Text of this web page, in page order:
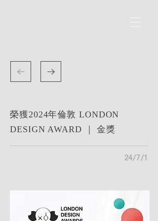
榮獲2024年倫敦 LONDON
DESIGN AWARD ｜ 金獎
24/7/1